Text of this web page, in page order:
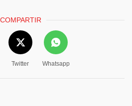
COMPARTIR
Twitter Whatsapp